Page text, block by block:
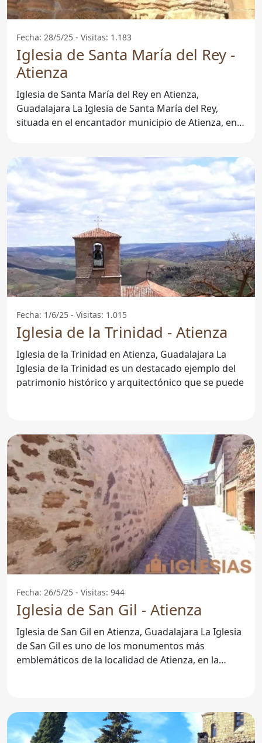
Fecha: 28/5/25 - Visitas: 1.183
Iglesia de Santa María del Rey -
Atienza
Iglesia de Santa María del Rey en Atienza,
Guadalajara La Iglesia de Santa María del Rey,
situada en el encantador municipio de Atienza, en
Fecha: 1/6/25 - Visitas: 1.015
Iglesia de la Trinidad - Atienza
Iglesia de la Trinidad en Atienza, Guadalajara La
Iglesia de la Trinidad es un destacado ejemplo del
patrimonio histórico y arquitectónico que se puede
Fecha: 26/5/25 - Visitas: 944
Iglesia de San Gil - Atienza
Iglesia de San Gil en Atienza, Guadalajara La Iglesia
de San Gil es uno de los monumentos más
emblemáticos de la localidad de Atienza, en la